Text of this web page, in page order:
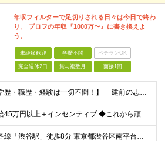
年収フィルターで足切りされる日々は今日で終わ
り。 プロフの年収『1000万〜』に書き換えよ
う。
未経験歓迎 学歴不問 ベテランOK
完全週休2日 賞与複数月 面接1回
【学歴・職歴・経験は一切不問！】 「建前の志望動機」は要りません！ ・学歴不問 ・第二新卒、フリーター歓迎 「稼いで良い生活がしたい」 「モテたい」など、 素直な本音をぶつけてください。
月給45万円以上＋インセンティブ ◆これから頑張る仲間への“先行投資”として、高水準の固定給を設定◆ ※固定残業20時間分5万300円含む ┗実際の残業時間は月5時間程度です ※超過分は別途支給
◆各線「渋谷駅」徒歩8分 東京都渋谷区南平台町3-13 渋谷STビル4階 (変更の範囲)上記を除く当社関連勤務地